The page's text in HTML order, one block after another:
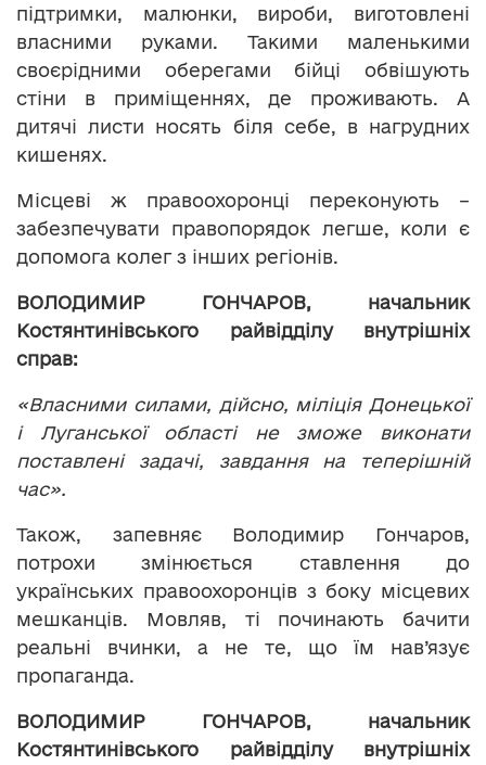
підтримки, малюнки, вироби, виготовлені
власними руками. Такими маленькими
своєрідними оберегами бійці обвішують
стіни в приміщеннях, де проживають. А
дитячі листи носять біля себе, в нагрудних
кишенях.
Місцеві ж правоохоронці переконують –
забезпечувати правопорядок легше, коли є
допомога колег з інших регіонів.
ВОЛОДИМИР ГОНЧАРОВ, начальник
Костянтинівського райвідділу внутрішніх
справ:
«Власними силами, дійсно, міліція Донецької
і Луганської області не зможе виконати
поставлені задачі, завдання на теперішній
час».
Також, запевняє Володимир Гончаров,
потрохи змінюється ставлення до
українських правоохоронців з боку місцевих
мешканців. Мовляв, ті починають бачити
реальні вчинки, а не те, що їм нав’язує
пропаганда.
ВОЛОДИМИР ГОНЧАРОВ, начальник
Костянтинівського райвідділу внутрішніх